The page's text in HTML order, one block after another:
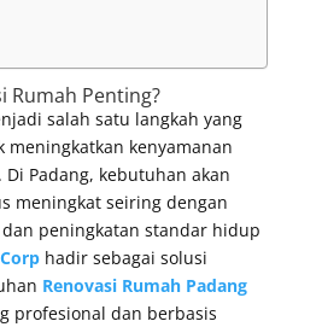
Rumah Penting?
salah satu langkah yang
kenyamanan
Padang, kebutuhan akan
meningkat seiring dengan
peningkatan standar hidup
hadir sebagai solusi
Renovasi Rumah Padang
profesional dan berbasis